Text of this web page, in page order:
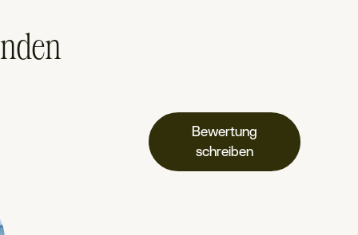
Bewertung
schreiben